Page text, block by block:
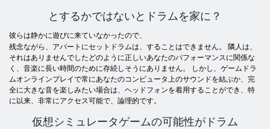
とするかではないとドラムを家に？
彼らは静かに遊びに来ていなかったので、
残念ながら、アパートにセットドラムは、することはできません。 隣人は、
それはありませんでしたどのように正しいあなたのパフォーマンスに関係な
く、音楽に長い時間のために存続しそうにありません。 しかし、ゲームドラ
ムオンラインプレイで常にあなたのコンピュータ上のサウンドを結ぶか、完
全に大きな音を楽しみたい場合は、ヘッドフォンを着用することができ、特
に以来、非常にアクセス可能で、論理的です。
仮想シミュレータゲームの可能性がドラム